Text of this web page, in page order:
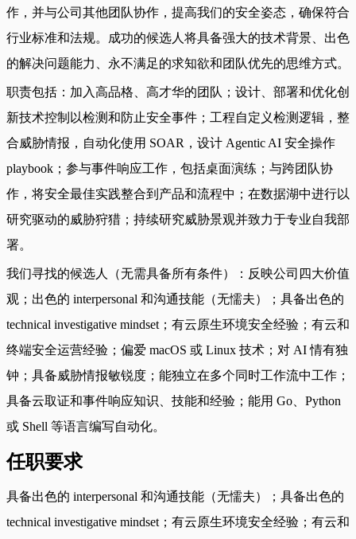
作，并与公司其他团队协作，提高我们的安全姿态，确保符合
行业标准和法规。成功的候选人将具备强大的技术背景、出色
的解决问题能力、永不满足的求知欲和团队优先的思维方式。
职责包括：加入高品格、高才华的团队；设计、部署和优化创
新技术控制以检测和防止安全事件；工程自定义检测逻辑，整
合威胁情报，自动化使用 SOAR，设计 Agentic AI 安全操作
playbook；参与事件响应工作，包括桌面演练；与跨团队协
作，将安全最佳实践整合到产品和流程中；在数据湖中进行以
研究驱动的威胁狩猎；持续研究威胁景观并致力于专业自我部
署。
我们寻找的候选人（无需具备所有条件）：反映公司四大价值
观；出色的 interpersonal 和沟通技能（无懦夫）；具备出色的
technical investigative mindset；有云原生环境安全经验；有云和
终端安全运营经验；偏爱 macOS 或 Linux 技术；对 AI 情有独
钟；具备威胁情报敏锐度；能独立在多个同时工作流中工作；
具备云取证和事件响应知识、技能和经验；能用 Go、Python
或 Shell 等语言编写自动化。
任职要求
具备出色的 interpersonal 和沟通技能（无懦夫）；具备出色的
technical investigative mindset；有云原生环境安全经验；有云和